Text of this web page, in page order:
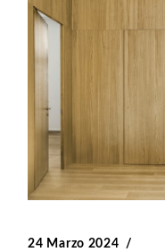
24 Marzo 2024